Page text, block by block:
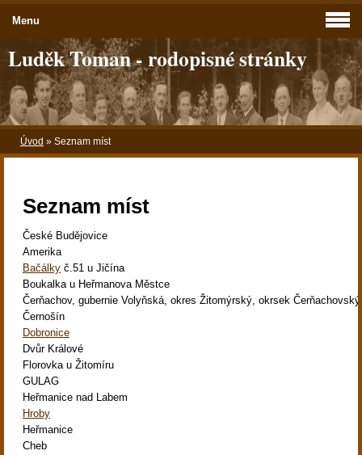
Luděk Toman - rodopisné stránky
Úvod » Seznam míst
Seznam míst
České Budějovice
Amerika
Bačálky č.51 u Jičína
Boukalka u Heřmanova Městce
Čerňachov, gubernie Volyňská, okres Žitomýrský, okrsek Čerňachovský
Černošín
Dobronice
Dvůr Králové
Florovka u Žitomíru
GULAG
Heřmanice nad Labem
Hroby
Heřmanice
Cheb
Menu